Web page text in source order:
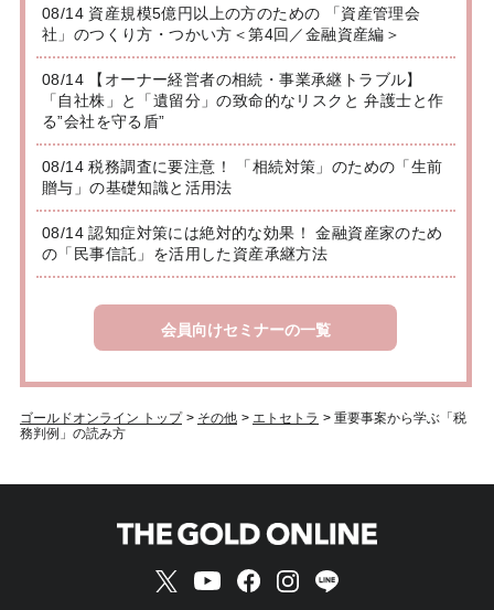
08/14 資産規模5億円以上の方のための 「資産管理会
社」のつくり方・つかい方＜第4回／金融資産編＞
08/14 【オーナー経営者の相続・事業承継トラブル】
「自社株」と「遺留分」の致命的なリスクと 弁護士と作
る”会社を守る盾”
08/14 税務調査に要注意！ 「相続対策」のための「生前
贈与」の基礎知識と活用法
08/14 認知症対策には絶対的な効果！ 金融資産家のため
の「民事信託」を活用した資産承継方法
会員向けセミナーの一覧
ゴールドオンライン トップ > その他 > エトセトラ > 重要事案から学ぶ「税
務判例」の読み方